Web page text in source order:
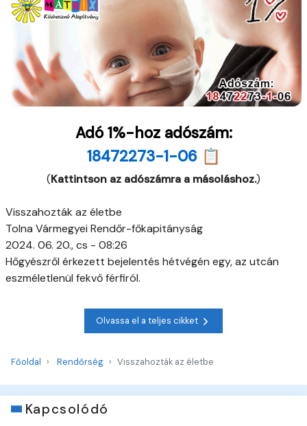
Adó 1%-hoz adószám:
18472273-1-06 📋
(Kattintson az adószámra a másoláshoz.)
Visszahozták az életbe
Tolna Vármegyei Rendőr-főkapitányság
2024. 06. 20., cs - 08:26
Hőgyészről érkezett bejelentés hétvégén egy, az utcán
eszméletlenül fekvő férfiról.
Olvassa el a teljes cikket
Főoldal Rendőrség Visszahozták az életbe
Kapcsolódó